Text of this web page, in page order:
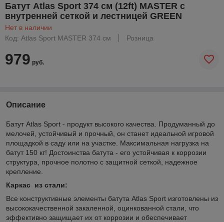
Батут Atlas Sport 374 см (12ft) MASTER с
внутренней сеткой и лестницей GREEN
Нет в наличии
Код: Atlas Sport MASTER 374 см
Розница
979 руб.
Описание
Батут Atlas Sport - продукт высокого качества. Продуманный до
мелочей, устойчивый и прочный, он станет идеальной игровой
площадкой в саду или на участке. Максимальная нагрузка на
батут 150 кг! Достоинства батута - его устойчивая к коррозии
структура, прочное полотно с защитной сеткой, надежное
крепление.
Каркас из стали:
Все конструктивные элементы батута Atlas Sport изготовлены из
высококачественной закаленной, оцинкованной стали, что
эффективно защищает их от коррозии и обеспечивает